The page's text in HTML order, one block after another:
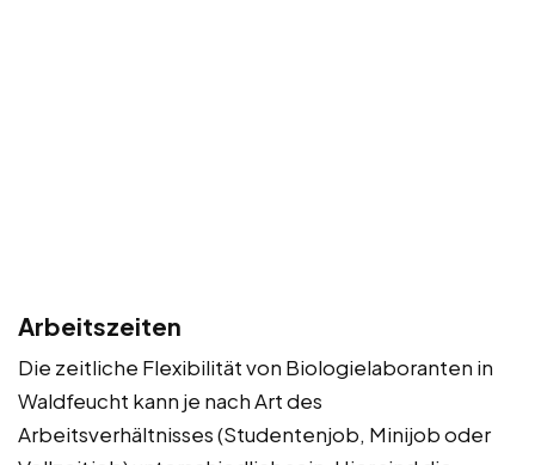
Arbeitszeiten
Die zeitliche Flexibilität von Biologielaboranten in
Waldfeucht kann je nach Art des
Arbeitsverhältnisses (Studentenjob, Minijob oder